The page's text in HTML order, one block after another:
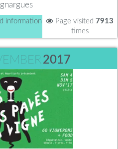
information Page visited 7913
times
2017